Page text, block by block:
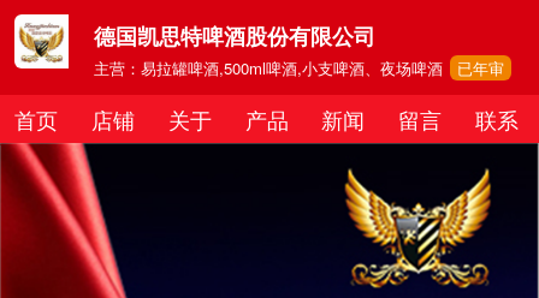
德国凯思特啤酒股份有限公司
主营：易拉罐啤酒,500ml啤酒,小支啤酒、夜场啤酒 已年审
首页 店铺 关于 产品 新闻 留言 联系